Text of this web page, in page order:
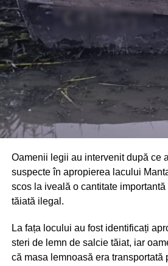
comunității au mulțumit atât
localnicilor care au intervenit
limitarea pagubelor.
Oamenii legii au intervenit după ce
suspecte în apropierea lacului
scos la iveală o cantitate
tăiată ilegal.
La fața locului au fost identificați
steri de lemn de salcie tăiat, iar
că masa lemnoasă era transportată